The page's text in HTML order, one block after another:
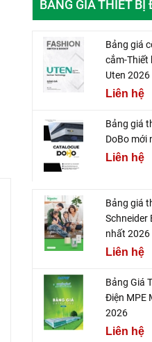
BẢNG GIÁ THIẾT BỊ
Bảng giá
cắm-Thiết
Uten 2026
Liên hệ
Bảng giá
DoBo mới
Liên hệ
Bảng giá
Schneider
nhất 2026
Liên hệ
Bảng Giá
Điện MPE
2026
Liên hệ